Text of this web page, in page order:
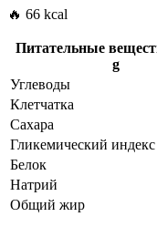
🔥 66 kcal
Питательные
g
Углеводы
Клетчатка
Сахара
Гликемический индекс
Белок
Натрий
Общий жир